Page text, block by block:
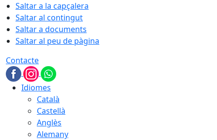
Saltar a la capçalera
Saltar al contingut
Saltar a documents
Saltar al peu de pàgina
Contacte
Idiomes
Català
Castellà
Anglès
Alemany